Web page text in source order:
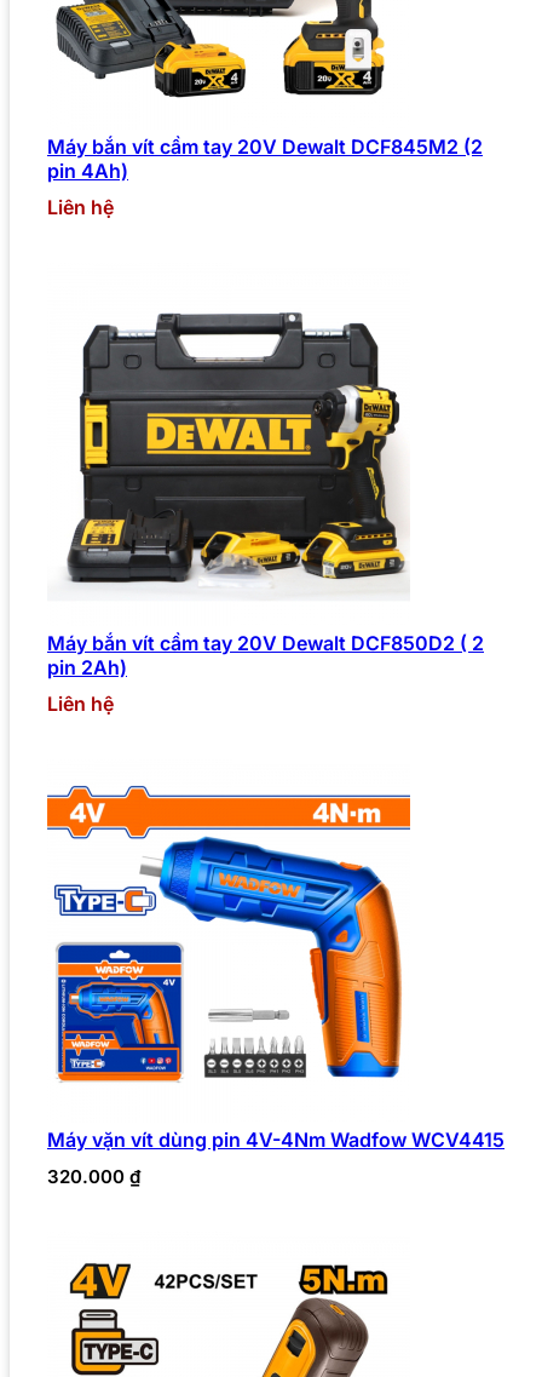
Máy bắn vít cầm tay 20V Dewalt DCF845M2 (2
pin 4Ah)
Liên hệ
Máy bắn vít cầm tay 20V Dewalt DCF850D2 ( 2
pin 2Ah)
Liên hệ
Máy vặn vít dùng pin 4V-4Nm Wadfow WCV4415
320.000 ₫